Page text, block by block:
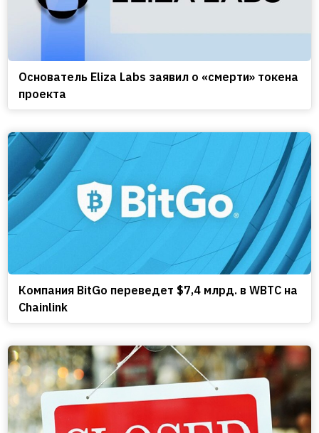
Основатель Eliza Labs заявил о «смерти» токена
проекта
Компания BitGo переведет $7,4 млрд. в WBTC на
Chainlink